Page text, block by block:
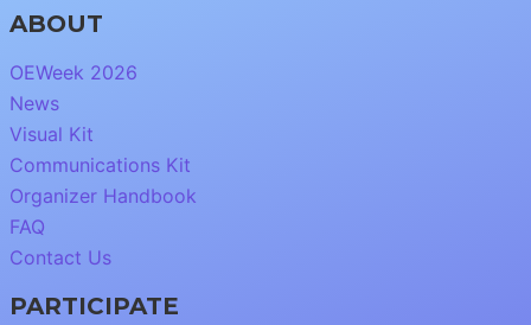
ABOUT
OEWeek 2026
News
Visual Kit
Communications Kit
Organizer Handbook
FAQ
Contact Us
PARTICIPATE